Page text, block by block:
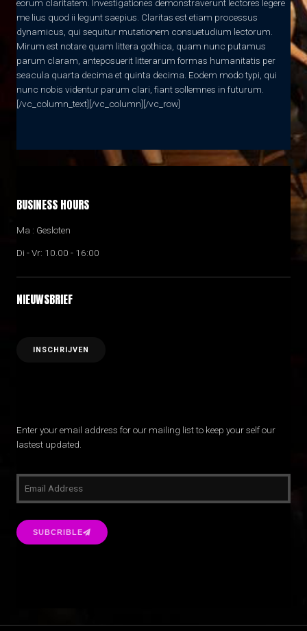
eorum claritatem. Investigationes demonstraverunt lectores legere
me lius quod ii legunt saepius. Claritas est etiam processus
dynamicus, qui sequitur mutationem consuetudium lectorum.
Mirum est notare quam littera gothica, quam nunc putamus
parum claram, anteposuerit litterarum formas humanitatis per
seacula quarta decima et quinta decima. Eodem modo typi, qui
nunc nobis videntur parum clari, fiant sollemnes in futurum.
[/vc_column_text][/vc_column][/vc_row]
BUSINESS HOURS
Ma : Gesloten
Di - Vr: 10.00 - 16:00
NIEUWSBRIEF
Enter your email address for our mailing list to keep your self our
lastest updated.
SUBCRIBLE